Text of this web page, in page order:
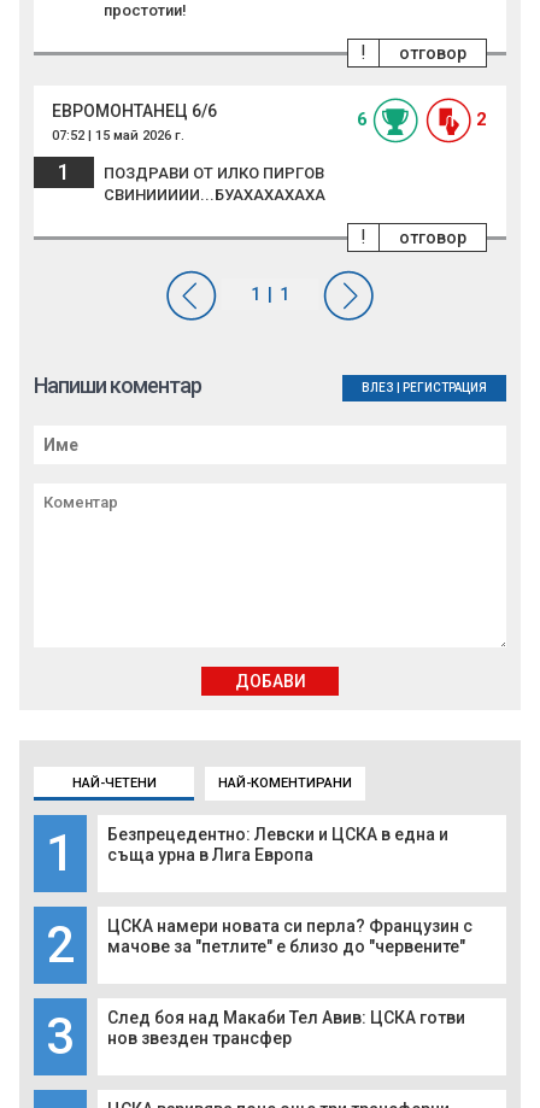
НАЙ-ЧЕТЕНИ НАЙ-КОМЕНТИРАНИ
1
Безпрецедентно: Левски и ЦСКА в една и
съща урна в Лига Европа
2
ЦСКА намери новата си перла? Французин с
мачове за "петлите" е близо до "червените"
3
След боя над Макаби Тел Авив: ЦСКА готви
нов звезден трансфер
простотии!
отговор
!
ЕВРОМОНТАНЕЦ 6/6
07:52 | 15 май 2026 г.
6 2
1
ПОЗДРАВИ ОТ ИЛКО ПИРГОВ
СВИНИИИИИ...БУАХАХАХАХА
отговор
!
Напиши коментар ВЛЕЗ РЕГИСТРАЦИЯ
ДОБАВИ